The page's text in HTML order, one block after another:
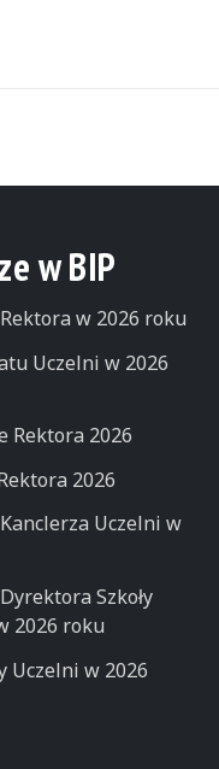
w BIP
w 2026 roku
Uczelni w 2026
Rektora 2026
2026
Uczelni w
Szkoły
2026 roku
Uczelni w 2026